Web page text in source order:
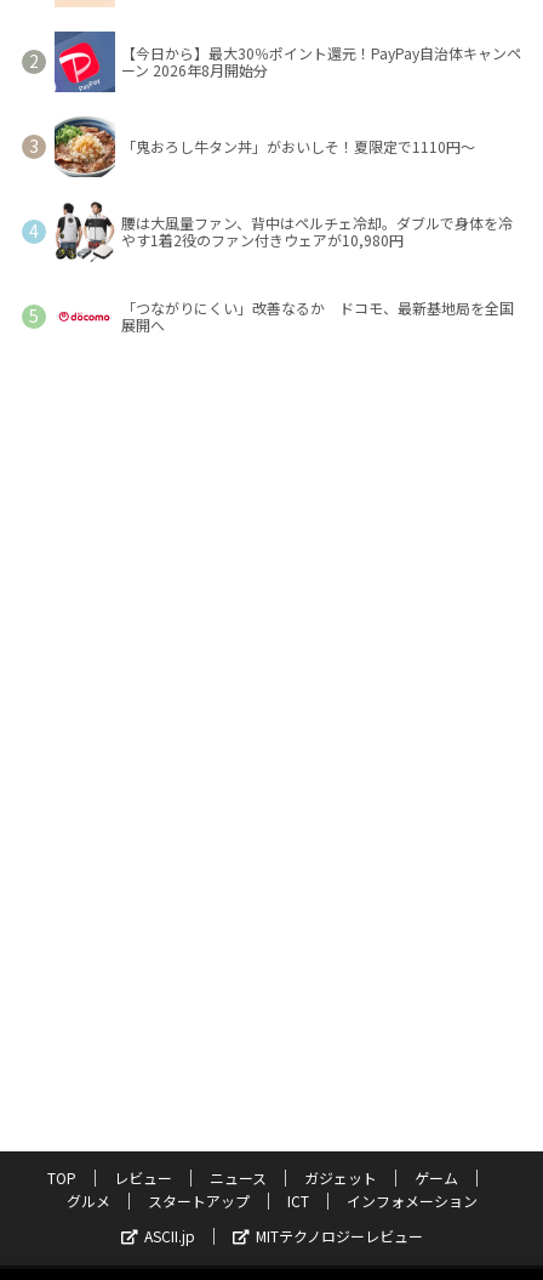
【今日から】最大30％ポイント還元！PayPay自治体キャンペ
ーン 2026年8月開始分
「鬼おろし牛タン丼」がおいしそ！夏限定で1110円～
腰は大風量ファン、背中はペルチェ冷却。ダブルで身体を冷
やす1着2役のファン付きウェアが10,980円
「つながりにくい」改善なるか ドコモ、最新基地局を全国
展開へ
TOP レビュー ニュース ガジェット
ゲーム
グルメ
スタートアップ ICT
インフォメーション
ASCII.jp
MITテクノロジーレビュー